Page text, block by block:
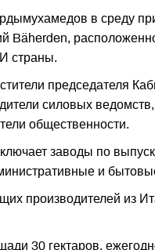
в среду
Bäherden,
страны.
председателя
силовых
общественности.
заводы по
и
производителей из
30 гектаров,